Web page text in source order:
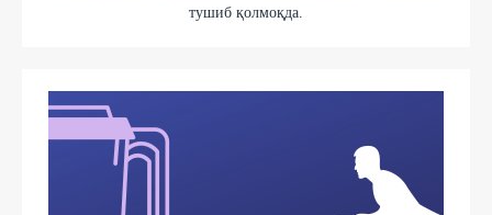
тушиб қолмоқда.